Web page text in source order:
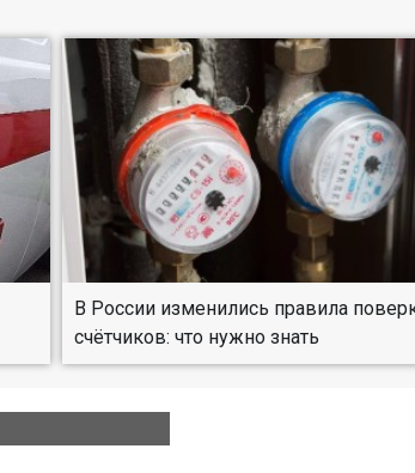
В России изменились правила
счётчиков: что нужно знать